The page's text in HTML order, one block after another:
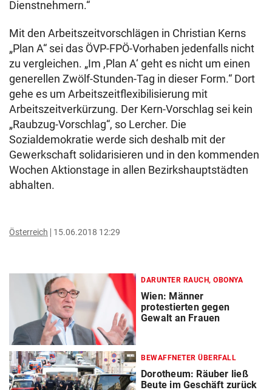
Dienstnehmern.“
Mit den Arbeitszeitvorschlägen in Christian Kerns
„Plan A“ sei das ÖVP-FPÖ-Vorhaben jedenfalls nicht
zu vergleichen. „Im ,Plan A‘ geht es nicht um einen
generellen Zwölf-Stunden-Tag in dieser Form.“ Dort
gehe es um Arbeitszeitflexibilisierung mit
Arbeitszeitverkürzung. Der Kern-Vorschlag sei kein
„Raubzug-Vorschlag“, so Lercher. Die
Sozialdemokratie werde sich deshalb mit der
Gewerkschaft solidarisieren und in den kommenden
Wochen Aktionstage in allen Bezirkshauptstädten
abhalten.
Österreich 15.06.2018 12:29
DARUNTER RAUCH, OBONYA
Wien: Männer
protestierten gegen
Gewalt an Frauen
BEWAFFNETER ÜBERFALL
Dorotheum: Räuber ließ
Beute im Geschäft zurück